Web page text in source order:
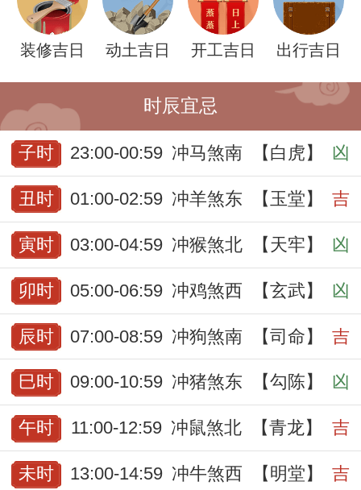
装修吉日 动土吉日 开工吉日 出行吉日
时辰宜忌
子时 23:00-00:59 冲马煞南 【白虎】 凶
丑时 01:00-02:59 冲羊煞东 【玉堂】 吉
寅时 03:00-04:59 冲猴煞北 【天牢】 凶
卯时 05:00-06:59 冲鸡煞西 【玄武】 凶
辰时 07:00-08:59 冲狗煞南 【司命】 吉
巳时 09:00-10:59 冲猪煞东 【勾陈】 凶
午时 11:00-12:59 冲鼠煞北 【青龙】 吉
未时 13:00-14:59 冲牛煞西 【明堂】 吉